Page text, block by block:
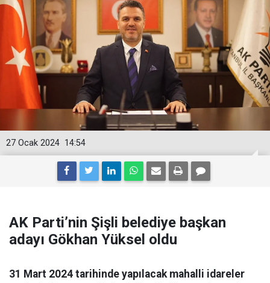
14:54
27 Ocak 2024
AK Parti’nin Şişli belediye başkan
adayı Gökhan Yüksel oldu
31 Mart 2024 tarihinde yapılacak mahalli idareler